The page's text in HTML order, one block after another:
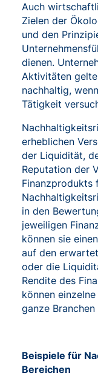
Auch
Zielen der
und den
dienen.
Aktivitäten
nachhaltig,
Tätigkeit
erheblichen
der Liquidität,
Reputation der
Finanzprodukts
in den
jeweiligen
können sie
auf den
oder die
Rendite des
können
ganze
Beispiele für
Bereichen